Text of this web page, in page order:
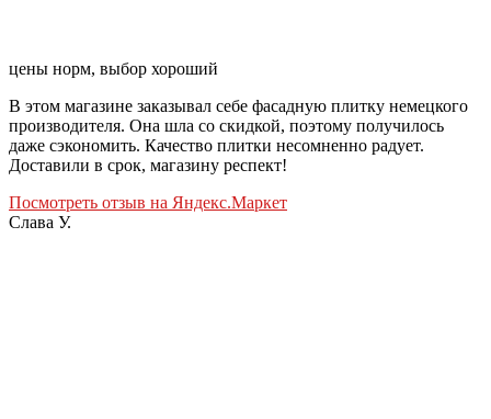
цены норм, выбор хороший
В этом магазине заказывал себе фасадную плитку немецкого
производителя. Она шла со скидкой, поэтому получилось
даже сэкономить. Качество плитки несомненно радует.
Доставили в срок, магазину респект!
Посмотреть отзыв на Яндекс.Маркет
Слава У.